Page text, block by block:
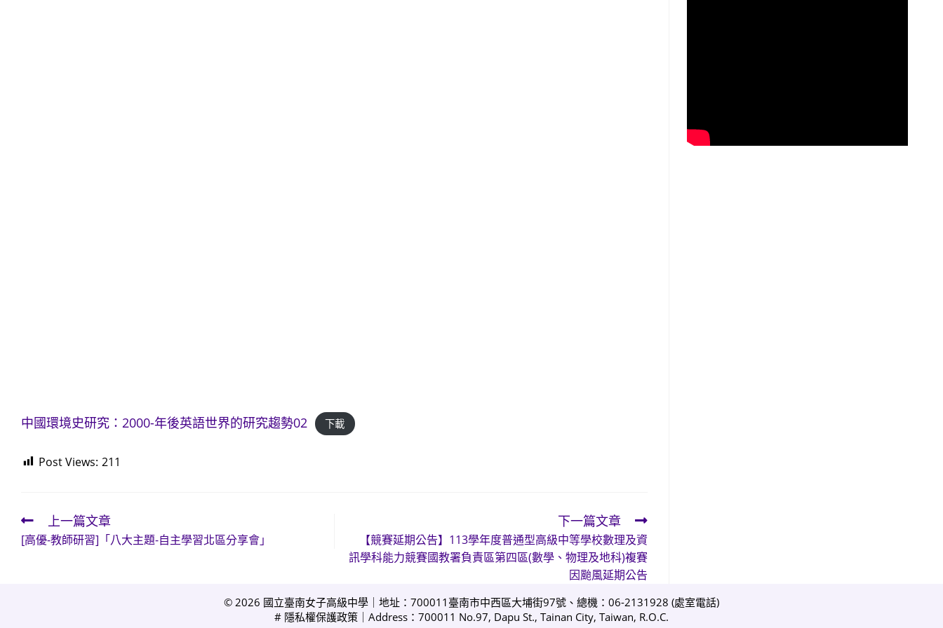
中國環境史研究：2000-年後英語世界的研究趨勢02 下載
Post Views: 211
Read
more
上一篇文章
[高優-教師研習]「八大主題-自主學習北區分享會」
下一篇文章
【競賽延期公告】113學年度普通型高級中等學校數理及資
訊學科能力競賽國教署負責區第四區(數學、物理及地科)複賽
因颱風延期公告
© 2026 國立臺南女子高級中學｜地址：700011臺南市中西區大埔街97號、總機：06-2131928 (處室電話)
# 隱私權保護政策 ｜Address：700011 No.97, Dapu St., Tainan City, Taiwan, R.O.C.